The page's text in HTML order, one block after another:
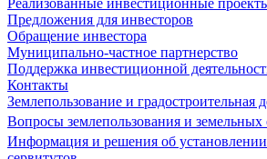
Реализованные инвестиционные
Предложения для инвесторов
Обращение инвестора
Муниципально-частное партнерство
Поддержка инвестиционной
Контакты
Землепользование и градостроительная
Вопросы землепользования и
Информация и решения об